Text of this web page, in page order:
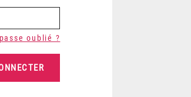
oublié ?